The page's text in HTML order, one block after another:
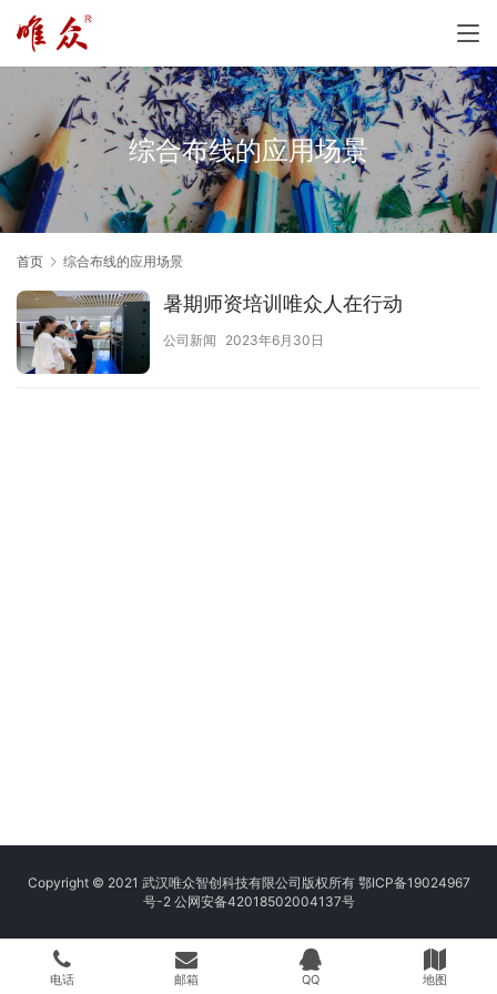
综合布线的应用场景
首页 综合布线的应用场景
暑期师资培训唯众人在行动
公司新闻 2023年6月30日
Copyright © 2021 武汉唯众智创科技有限公司版权所有 鄂ICP备19024967
号-2 公网安备42018502004137号
电话 邮箱 QQ 地图